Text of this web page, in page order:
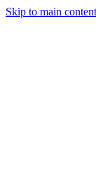
Skip to main content